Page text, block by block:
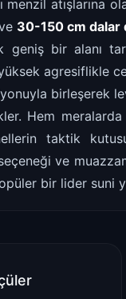
menzil
30-150 cm dalar
bir alanı
yüksek agresiflikle
birleşerek
Hem
taktik
ve
bir lider suni